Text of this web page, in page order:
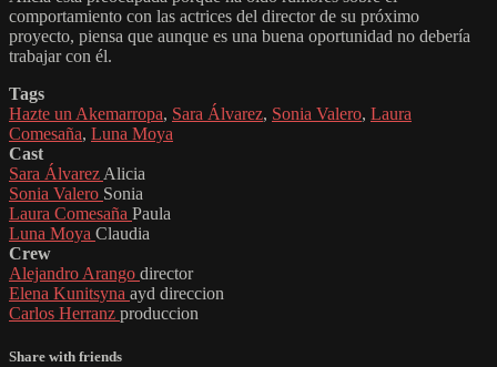
comportamiento con las actrices del director de su próximo
proyecto, piensa que aunque es una buena oportunidad no debería
trabajar con él.
Tags
Hazte un Akemarropa, Sara Álvarez, Sonia Valero, Laura
Comesaña, Luna Moya
Cast
Sara Álvarez Alicia
Sonia Valero Sonia
Laura Comesaña Paula
Luna Moya Claudia
Crew
Alejandro Arango director
Elena Kunitsyna ayd direccion
Carlos Herranz produccion
Share with friends